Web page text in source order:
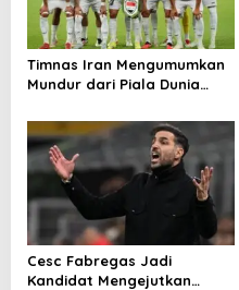
Timnas Iran Mengumumkan
Mundur dari Piala Dunia
Cesc Fabregas Jadi
Kandidat Mengejutkan